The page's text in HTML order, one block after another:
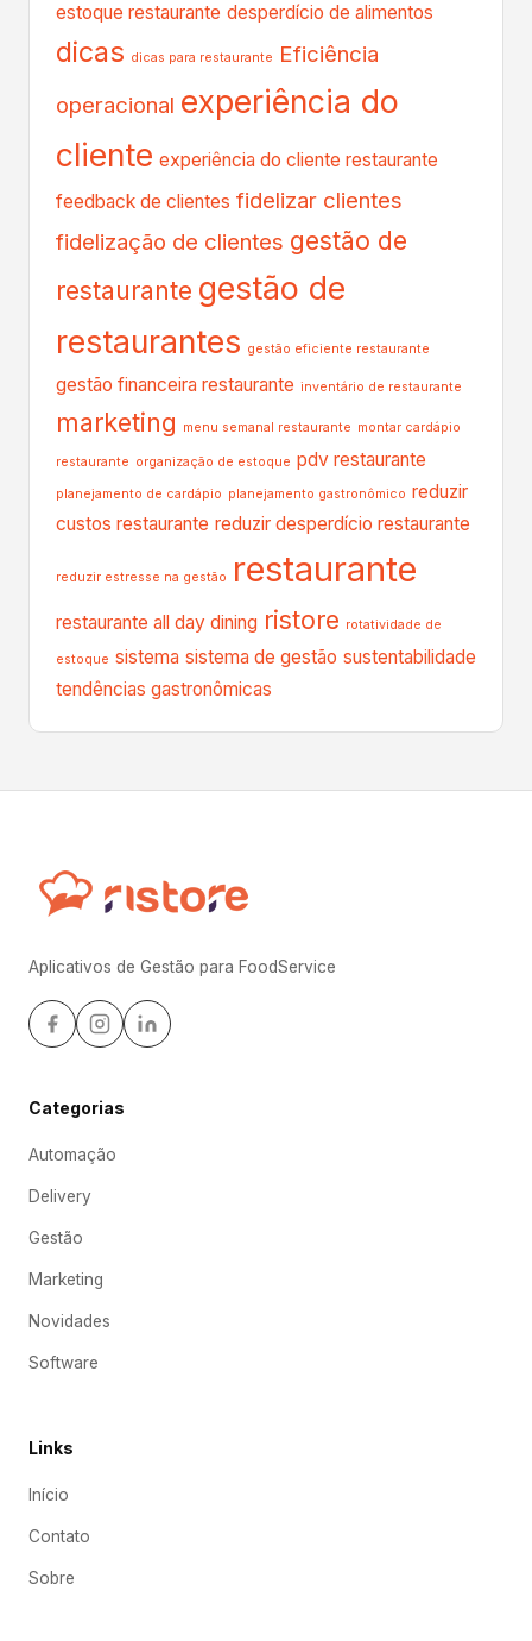
estoque restaurante desperdício de alimentos
dicas dicas para restaurante
Eficiência
operacional experiência do
cliente experiência do cliente restaurante
feedback de clientes fidelizar clientes
fidelização de clientes gestão de
restaurante gestão de
restaurantes gestão eficiente restaurante
gestão financeira restaurante inventário de restaurante
marketing menu semanal restaurante montar cardápio
restaurante organização de estoque pdv restaurante
planejamento de cardápio planejamento gastronômico reduzir
custos restaurante reduzir desperdício restaurante
reduzir estresse na gestão restaurante
restaurante all day dining ristore rotatividade de
estoque sistema sistema de gestão sustentabilidade
tendências gastronômicas
Aplicativos de Gestão para FoodService
Categorias
Automação
Delivery
Gestão
Marketing
Novidades
Software
Links
Início
Contato
Sobre